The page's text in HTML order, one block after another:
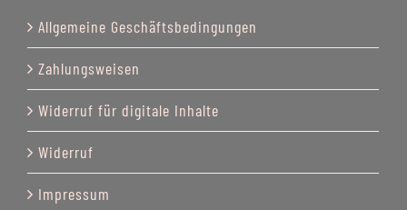
Allgemeine Geschäftsbedingungen
Zahlungsweisen
Widerruf für digitale Inhalte
Widerruf
Impressum